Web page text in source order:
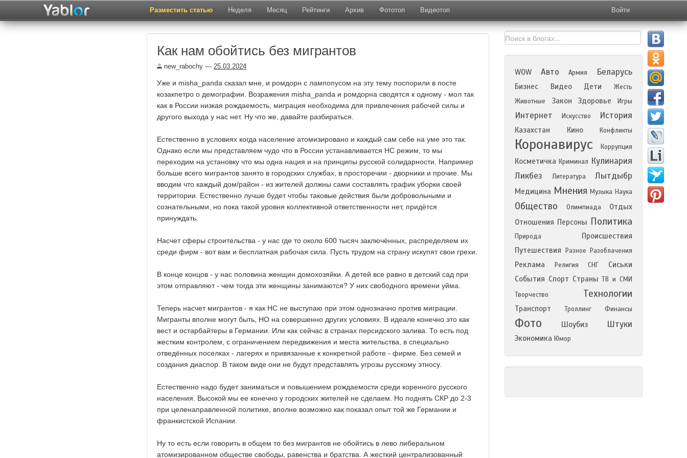
Разместить статью Неделя Месяц Рейтинги Архив Фототоп Видеотоп Войти
Как нам обойтись без мигрантов
new_rabochy — 25.03.2024
Уже и misha_panda сказал мне, и ромдорн с лампопусом на эту тему поспорили в посте
козакпетро о демографии. Возражения misha_panda и ромдорна сводятся к одному - мол так
как в России низкая рождаемость, миграция необходима для привлечения рабочей силы и
другого выхода у нас нет. Ну что же, давайте разбираться.
Естественно в условиях когда население атомизировано и каждый сам себе на уме это так.
Однако если мы представляем чудо что в России устанавливается НС режим, то мы
переходим на установку что мы одна нация и на принципы русской солидарности. Например
больше всего мигрантов занято в городских службах, в просторечии - дворники и прочие. Мы
вводим что каждый дом/район - из жителей должны сами составлять график уборки своей
территории. Естественно лучше будет чтобы таковые действия были добровольными и
сознательными, но пока такой уровня коллективной ответственности нет, придётся
принуждать.
Насчет сферы строительства - у нас где то около 600 тысяч заключённых, распределяем их
среди фирм - вот вам и бесплатная рабочая сила. Пусть трудом на страну искупят свои грехи.
В конце концов - у нас половина женщин домохозяйки. А детей все равно в детский сад при
этом отправляют - чем тогда эти женщины занимаются? У них свободного времени уйма.
Теперь насчет мигрантов - я как НС не выступаю при этом однозначно против миграции.
Мигранты вполне могут быть, НО на совершенно других условиях. В идеале конечно это как
вест и остарбайтеры в Германии. Или как сейчас в странах персидского залива. То есть под
жестким контролем, с ограничением передвижения и места жительства, в специально
отведённых поселках - лагерях и привязанные к конкретной работе - фирме. Без семей и
создания диаспор. В таком виде они не будут представлять угрозы русскому этносу.
Естественно надо будет заниматься и повышением рождаемости среди коренного русского
населения. Высокой мы ее конечно у городских жителей не сделаем. Но поднять СКР до 2-3
при целенаправленной политике, вполне возможно как показал опыт той же Германии и
франкистской Испании.
Ну то есть если говорить в общем то без мигрантов не обойтись в лево либеральном
атомизированном обществе свободы, равенства и братства. А жесткий централизованный
WOW Авто Армия Беларусь
Бизнес Видео Дети
Жесть
Животные
Закон Здоровье Игры
Интернет Искусство История
Казахстан Кино Конфликты
Коронавирус Коррупция
Косметичка Криминал Кулинария
Ликбез
Литература Лытдыбр
Медицина Мнения Музыка Наука
Общество Олимпиада
Отдых
Отношения Персоны Политика
Природа
Происшествия
Путешествия
Разное Разоблачения
Реклама Религия СНГ
Сиськи
События Спорт Страны ТВ и СМИ
Творчество
Технологии
Транспорт Троллинг Финансы
Фото Шоубиз Штуки
Экономика Юмор